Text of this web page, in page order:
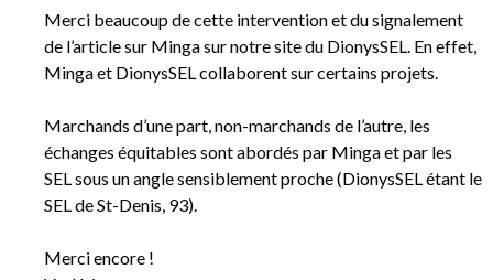
Merci beaucoup de cette intervention et du signalement
de l’article sur Minga sur notre site du DionysSEL. En effet,
Minga et DionysSEL collaborent sur certains projets.
Marchands d’une part, non-marchands de l’autre, les
échanges équitables sont abordés par Minga et par les
SEL sous un angle sensiblement proche (DionysSEL étant le
SEL de St-Denis, 93).
Merci encore !